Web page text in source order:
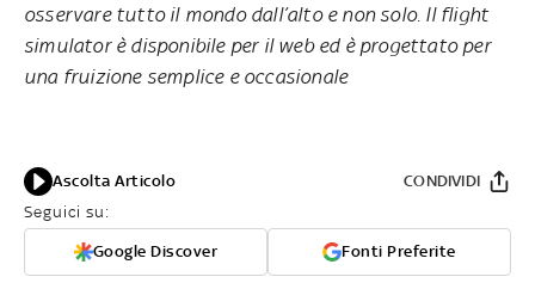
osservare tutto il mondo dall’alto e non solo. Il flight
simulator è disponibile per il web ed è progettato per
una fruizione semplice e occasionale
Ascolta Articolo
Seguici su:
Google Discover Fonti Preferite
CONDIVIDI